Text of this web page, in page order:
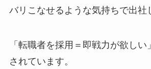
バリこなせるような気持ちで出社
「転職者を採用＝即戦力が欲しい」
されています。